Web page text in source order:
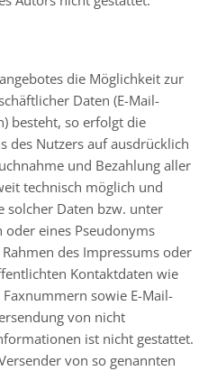
die Möglichkeit zur
Daten (E-Mail-
besteht, so erfolgt die
des Nutzers auf ausdrücklich
und Bezahlung aller
technisch möglich und
solcher Daten bzw. unter
eines Pseudonyms
des Impressums oder
Kontaktdaten wie
sowie E-Mail-
von nicht
ist nicht gestattet.
von so genannten